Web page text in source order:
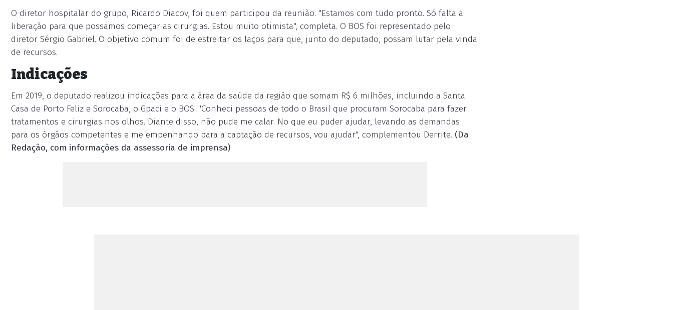
O diretor hospitalar do grupo, Ricardo Diacov, foi quem participou da reunião. "Estamos com tudo pronto. Só falta a
liberação para que possamos começar as cirurgias. Estou muito otimista", completa. O BOS foi representado pelo
diretor Sérgio Gabriel. O objetivo comum foi de estreitar os laços para que, junto do deputado, possam lutar pela vinda
de recursos.
Indicações
Em 2019, o deputado realizou indicações para a área da saúde da região que somam R$ 6 milhões, incluindo a Santa
Casa de Porto Feliz e Sorocaba, o Gpaci e o BOS. "Conheci pessoas de todo o Brasil que procuram Sorocaba para fazer
tratamentos e cirurgias nos olhos. Diante disso, não pude me calar. No que eu puder ajudar, levando as demandas
para os órgãos competentes e me empenhando para a captação de recursos, vou ajudar", complementou Derrite. (Da
Redação, com informações da assessoria de imprensa)